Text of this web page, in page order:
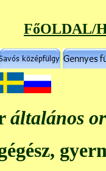
FőOLDAL/
általános